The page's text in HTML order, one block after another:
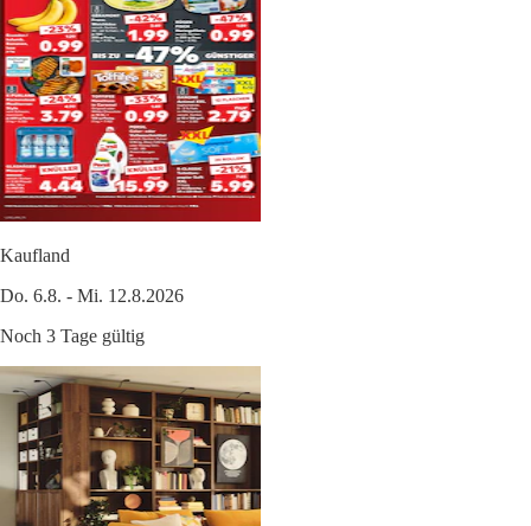
Kaufland
Do. 6.8. - Mi. 12.8.2026
Noch 3 Tage gültig